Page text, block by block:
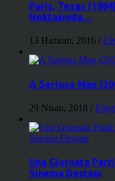
Paris, Texas
Noktasında…
13 Haziran, 2016 /
A Serious Man
29 Nisan, 2018 /
Una Giornata
Sinema Destanı